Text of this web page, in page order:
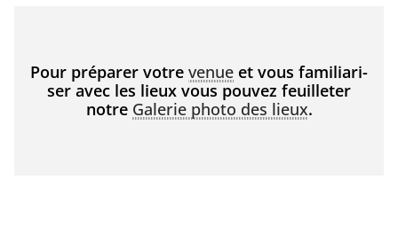
Pour pré­pa­rer votre venue et vous fami­lia­ri­
ser avec les lieux vous pou­vez feuille­ter
notre Galerie pho­to des lieux.